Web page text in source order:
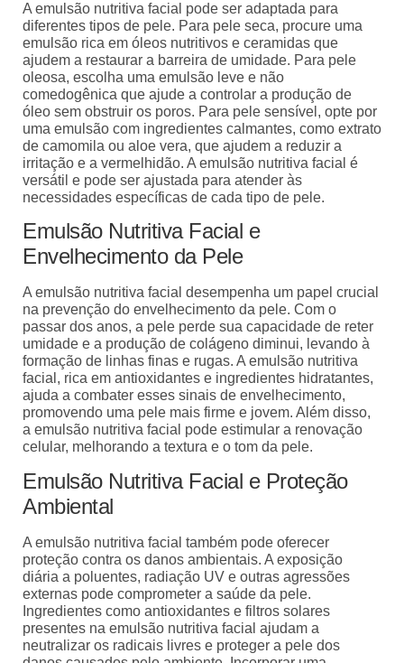
A emulsão nutritiva facial pode ser adaptada para
diferentes tipos de pele. Para pele seca, procure uma
emulsão rica em óleos nutritivos e ceramidas que
ajudem a restaurar a barreira de umidade. Para pele
oleosa, escolha uma emulsão leve e não
comedogênica que ajude a controlar a produção de
óleo sem obstruir os poros. Para pele sensível, opte por
uma emulsão com ingredientes calmantes, como extrato
de camomila ou aloe vera, que ajudem a reduzir a
irritação e a vermelhidão. A emulsão nutritiva facial é
versátil e pode ser ajustada para atender às
necessidades específicas de cada tipo de pele.
Emulsão Nutritiva Facial e
Envelhecimento da Pele
A emulsão nutritiva facial desempenha um papel crucial
na prevenção do envelhecimento da pele. Com o
passar dos anos, a pele perde sua capacidade de reter
umidade e a produção de colágeno diminui, levando à
formação de linhas finas e rugas. A emulsão nutritiva
facial, rica em antioxidantes e ingredientes hidratantes,
ajuda a combater esses sinais de envelhecimento,
promovendo uma pele mais firme e jovem. Além disso,
a emulsão nutritiva facial pode estimular a renovação
celular, melhorando a textura e o tom da pele.
Emulsão Nutritiva Facial e Proteção
Ambiental
A emulsão nutritiva facial também pode oferecer
proteção contra os danos ambientais. A exposição
diária a poluentes, radiação UV e outras agressões
externas pode comprometer a saúde da pele.
Ingredientes como antioxidantes e filtros solares
presentes na emulsão nutritiva facial ajudam a
neutralizar os radicais livres e proteger a pele dos